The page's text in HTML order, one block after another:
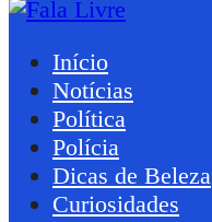
Início
Notícias
Política
Polícia
Dicas de Beleza
Curiosidades